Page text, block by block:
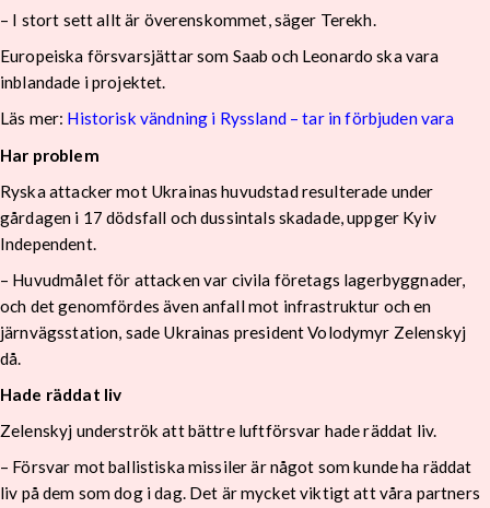
– I stort sett allt är överenskommet, säger Terekh.
Europeiska försvarsjättar som Saab och Leonardo ska vara
inblandade i projektet.
Läs mer: Historisk vändning i Ryssland – tar in förbjuden vara
Har problem
Ryska attacker mot Ukrainas huvudstad resulterade under
gårdagen i 17 dödsfall och dussintals skadade, uppger Kyiv
Independent.
– Huvudmålet för attacken var civila företags lagerbyggnader,
och det genomfördes även anfall mot infrastruktur och en
järnvägsstation, sade Ukrainas president Volodymyr Zelenskyj
då.
Hade räddat liv
Zelenskyj underströk att bättre luftförsvar hade räddat liv.
– Försvar mot ballistiska missiler är något som kunde ha räddat
liv på dem som dog i dag. Det är mycket viktigt att våra partners